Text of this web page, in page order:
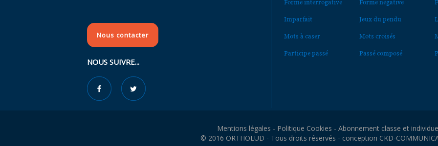
Nous contacter
NOUS SUIVRE...
Forme interrogative Forme négative
Imparfait Jeux du pendu
Mots à caser Mots croisés
Participe passé Passé composé
Mentions légales - Politique Cookies - Abonnement classe et
© 2016 ORTHOLUD - Tous droits réservés - conception CKD-